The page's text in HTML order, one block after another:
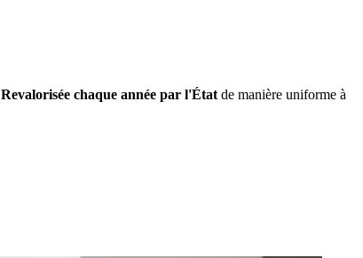
Revalorisée chaque année par l'État de manière uniforme à